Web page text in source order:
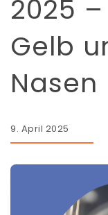
2025
Gelb
Nasen
9. April 2025